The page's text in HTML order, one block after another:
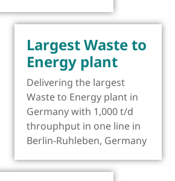
Largest Waste to
Energy plant
Delivering the largest
Waste to Energy plant in
Germany with 1,000 t/d
throuphput in one line in
Berlin-Ruhleben, Germany